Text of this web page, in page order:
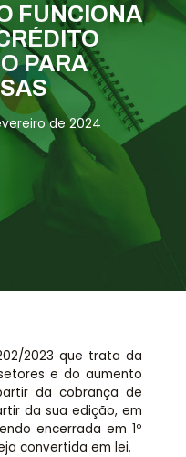
FUNCIONA
PARA
de 2024
2023 que trata da
e do aumento
da cobrança de
da sua edição, em
encerrada em 1º
convertida em lei.